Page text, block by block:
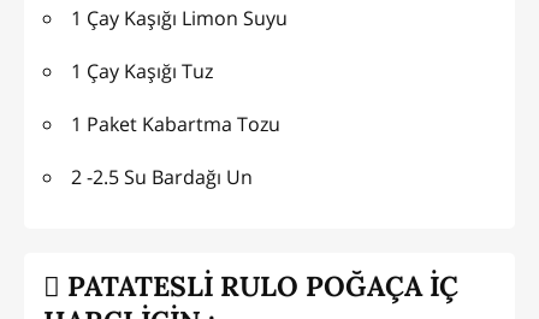
1 Çay Kaşığı Limon Suyu
1 Çay Kaşığı Tuz
1 Paket Kabartma Tozu
2 -2.5 Su Bardağı Un
PATATESLİ RULO POĞAÇA İÇ